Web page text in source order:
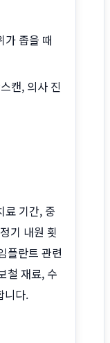
가 좁을 때
캔, 의사 진
료 기간, 중
기 내원 횟
플란트 관련
철 재료, 수
니다.